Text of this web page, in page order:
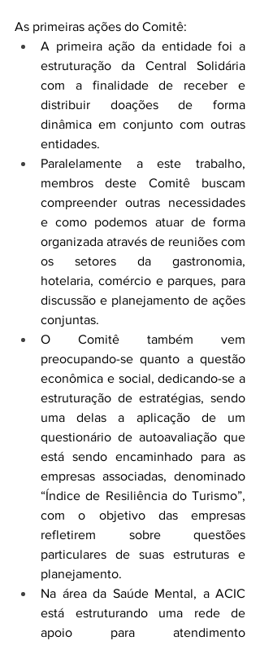
As primeiras ações do Comitê:
A primeira ação da entidade foi a
estruturação da Central Solidária
com a finalidade de receber e
distribuir doações de forma
dinâmica em conjunto com outras
entidades.
Paralelamente a este trabalho,
membros deste Comitê buscam
compreender outras necessidades
e como podemos atuar de forma
organizada através de reuniões com
os setores da gastronomia,
hotelaria, comércio e parques, para
discussão e planejamento de ações
conjuntas.
O Comitê também vem
preocupando-se quanto a questão
econômica e social, dedicando-se a
estruturação de estratégias, sendo
uma delas a aplicação de um
questionário de autoavaliação que
está sendo encaminhado para as
empresas associadas, denominado
“Índice de Resiliência do Turismo”,
com o objetivo das empresas
refletirem sobre questões
particulares de suas estruturas e
planejamento.
Na área da Saúde Mental, a ACIC
está estruturando uma rede de
apoio para atendimento